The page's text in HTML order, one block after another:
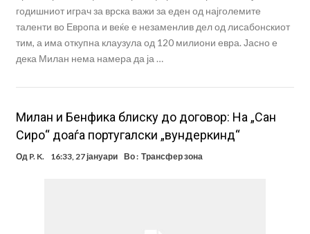
годишниот играч за врска важи за еден од најголемите
таленти во Европа и веќе е незаменлив дел од лисабонскиот
тим, а има откупна клаузула од 120 милиони евра. Јасно е
дека Милан нема намера да ја …
Милан и Бенфика блиску до договор: На „Сан
Сиро“ доаѓа португалски „вундеркинд“
Од P. K. 16:33, 27 јануари Во : Трансфер зона